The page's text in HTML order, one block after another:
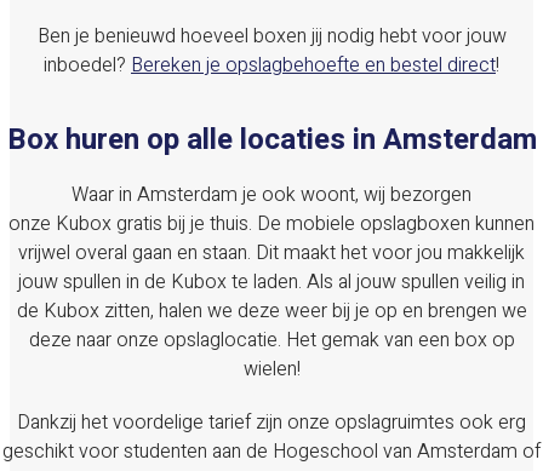
Ben je benieuwd hoeveel boxen jij nodig hebt voor jouw
inboedel? Bereken je opslagbehoefte en bestel direct!
Box huren op alle locaties in Amsterdam
Waar in Amsterdam je ook woont, wij bezorgen
onze Kubox gratis bij je thuis. De mobiele opslagboxen kunnen
vrijwel overal gaan en staan. Dit maakt het voor jou makkelijk
jouw spullen in de Kubox te laden. Als al jouw spullen veilig in
de Kubox zitten, halen we deze weer bij je op en brengen we
deze naar onze opslaglocatie. Het gemak van een box op
wielen!
Dankzij het voordelige tarief zijn onze opslagruimtes ook erg
geschikt voor studenten aan de Hogeschool van Amsterdam of